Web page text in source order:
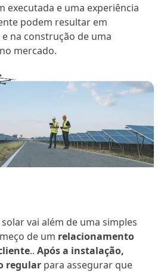
executada e uma experiência
podem resultar em
na construção de uma
mercado.
vai além de uma simples
de um relacionamento
..Após a instalação,
regular para assegurar que